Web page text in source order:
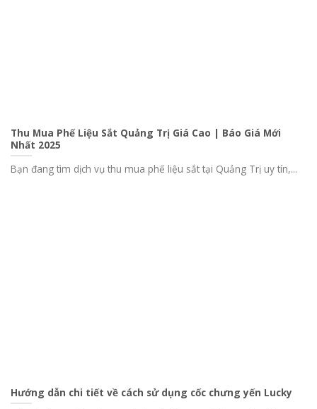
Thu Mua Phế Liệu Sắt Quảng Trị Giá Cao | Báo Giá Mới
Nhất 2025
Bạn đang tìm dịch vụ thu mua phế liệu sắt tại Quảng Trị uy tín,...
Hướng dẫn chi tiết về cách sử dụng cốc chưng yến Lucky